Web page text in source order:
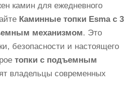
камин для ежедневного
Каминные топки Esma с 3
механизмом. Это
безопасности и настоящего
топки с подъемным
владельцы современных